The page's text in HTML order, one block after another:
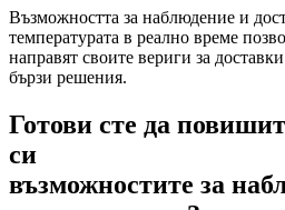
Възможността за наблюдение и
температурата в реално време
направят своите вериги за
бързи решения.
Готови сте да
си
възможностите за